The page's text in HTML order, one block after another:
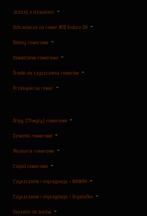
Jeździj z dzieckiem
Ochraniacze na rower MTB Enduro DH
Bidony rowerowe
Oświetlenie rowerowe
Środki do czyszczenia rowerów
Przekąski na rower
Gripy (Chwyty) rowerowe
Dzwonki rowerowe
Akcesoria rowerowe
Części rowerowe
Czyszczenie i impregnacja - NIKWAX
Czyszczenie i impregnacja - OrganoTex
Saszetki do butów